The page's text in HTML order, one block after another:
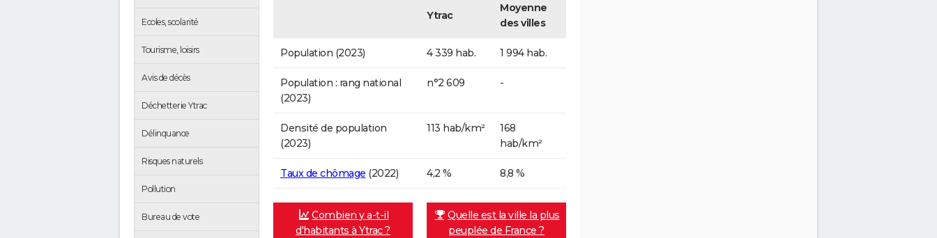
Ecoles, scolarité
Tourisme, loisirs
Avis de décès
Déchetterie Ytrac
Délinquance
Risques naturels
Pollution
Bureau de vote
Ytrac
Moyenne
des villes
Population (2023) 4 339 hab. 1 994 hab.
Population : rang national
(2023)
n°2 609 -
Densité de population
(2023)
113 hab/km²
168
hab/km²
Taux de chômage (2022) 4,2 % 8,8 %
Combien y a-t-il
d'habitants à Ytrac ?
Quelle est la ville la plus
peuplée de France ?